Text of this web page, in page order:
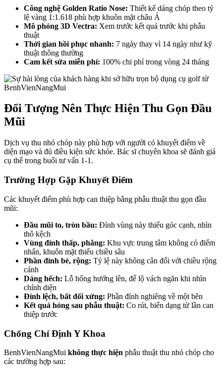
Công nghệ Golden Ratio Nose: Thiết kế dáng chóp theo tỷ
lệ vàng 1:1.618 phù hợp khuôn mặt châu Á
Mô phỏng 3D Vectra: Xem trước kết quả trước khi phẫu
thuật
Thời gian hồi phục nhanh: 7 ngày thay vì 14 ngày như kỹ
thuật thông thường
Cam kết sửa miễn phí: 100% chi phí trong vòng 24 tháng
Đối Tượng Nên Thực Hiện Thu Gọn Đầu
Mũi
Dịch vụ thu nhỏ chóp này phù hợp với người có khuyết điểm về
diện mạo và đủ điều kiện sức khỏe. Bác sĩ chuyên khoa sẽ đánh giá
cụ thể trong buổi tư vấn 1-1.
Trường Hợp Gặp Khuyết Điểm
Các khuyết điểm phù hợp can thiệp bằng phẫu thuật thu gọn đầu
mũi:
Đầu mũi to, tròn bầu: Đỉnh vùng này thiếu góc cạnh, nhìn
thô kệch
Vùng đỉnh thấp, phẳng: Khu vực trung tâm không có điểm
nhấn, khuôn mặt thiếu chiều sâu
Phần đỉnh bè, rộng: Tỷ lệ này không cân đối với chiều rộng
cánh
Dáng hếch: Lỗ hổng hướng lên, để lộ vách ngăn khi nhìn
chính diện
Đỉnh lệch, bất đối xứng: Phần đỉnh nghiêng về một bên
Kết quả hỏng sau phẫu thuật: Co rút, biến dạng từ lần can
thiệp trước
Chống Chỉ Định Y Khoa
BenhVienNangMui không thực hiện phẫu thuật thu nhỏ chóp cho
các trường hợp sau: